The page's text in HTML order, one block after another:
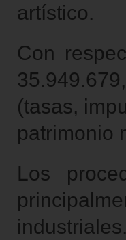
artístico.
Con
(tasas,
patrimonio
Los